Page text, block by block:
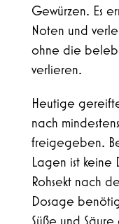
Gewürzen. Es
Noten und
ohne die
verlieren.
Heutige
nach
freigegeben.
Lagen ist keine
Rohsekt nach
Dosage